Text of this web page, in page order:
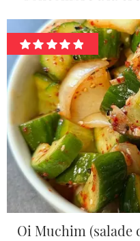
Oi Muchim (salade